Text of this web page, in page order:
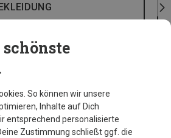
So können wir unsere
Inhalte auf Dich
entsprechend personalisierte
Zustimmung schließt ggf. die